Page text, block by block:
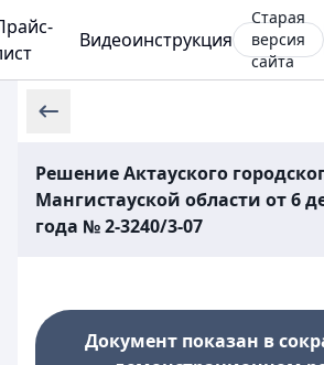
Видеоинструкция
Старая
версия
сайта
Решение Актауского
Мангистауской области от 6
года № 2-3240/3-07
Документ показан в